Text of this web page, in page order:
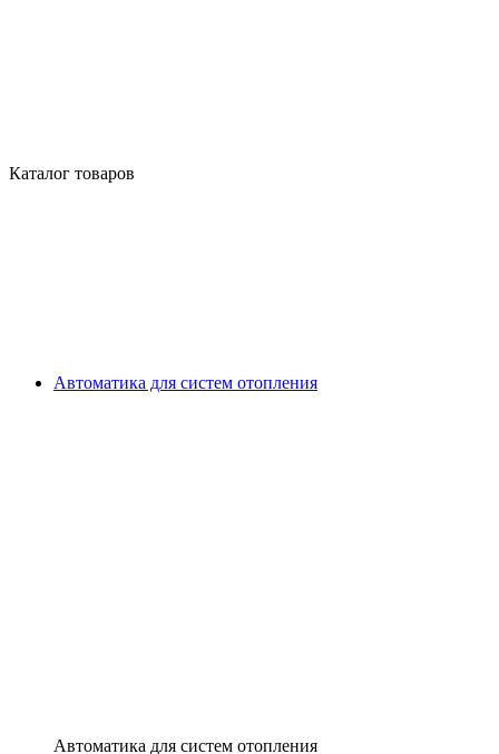
Каталог товаров
Автоматика для систем отопления
Автоматика для систем отопления